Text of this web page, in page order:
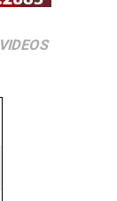
VIDEOS